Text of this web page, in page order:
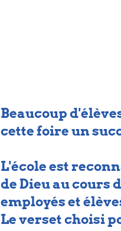
Beaucoup
cette foire un
L'école est
de Dieu au cours
employés et
Le verset choisi